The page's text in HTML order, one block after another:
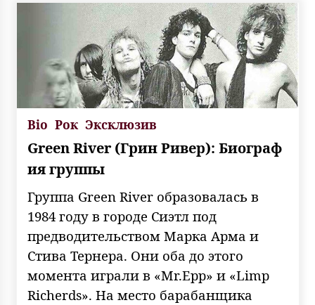
Bio Рок Эксклюзив
Green River (Грин Ривер): Биограф
ия группы
Группа Green River образовалась в
1984 году в городе Сиэтл под
предводительством Марка Арма и
Стива Тернера. Они оба до этого
момента играли в «Mr.Epp» и «Limp
Richerds». На место барабанщика